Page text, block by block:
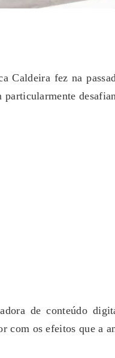
Caldeira fez na
particularmente
de conteúdo
com os efeitos que a